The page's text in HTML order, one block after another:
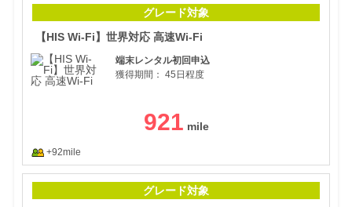
グレード対象
【HIS Wi-Fi】世界対応 高速Wi-Fi
端末レンタル初回申込
獲得期間： 45日程度
921
+92mile
グレード対象